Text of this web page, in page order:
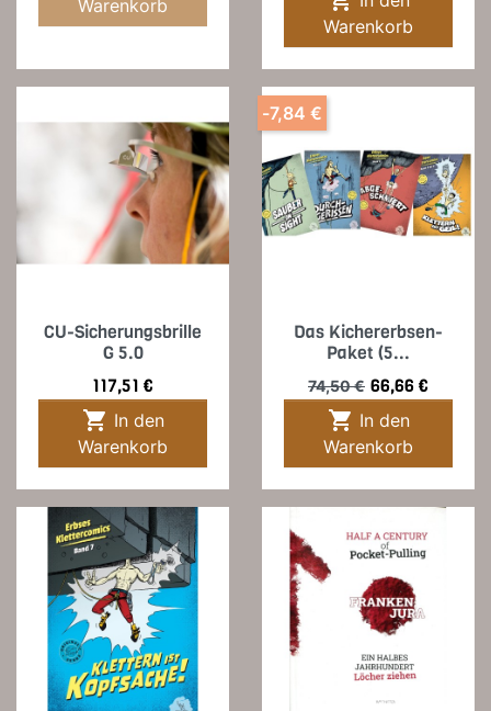
Warenkorb
Warenkorb
CU-Sicherungsbrille
G 5.0
Preis
117,51 €

Warenkorb
Das Kichererbsen-
Paket (5...
Verkaufspreis
74,50 € Preis
66,66 €

Warenkorb
-7,84 €